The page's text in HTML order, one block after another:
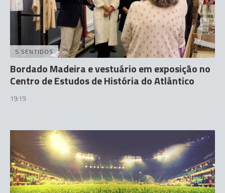
5 SENTIDOS
Bordado Madeira e vestuário em exposição no
Centro de Estudos de História do Atlântico
19:19